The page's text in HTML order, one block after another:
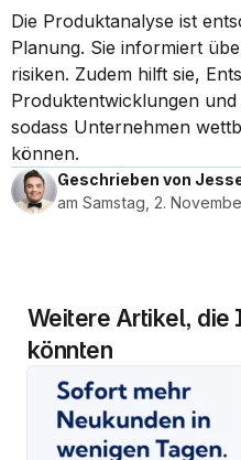
Die Produktanalyse ist
Planung. Sie informiert
risiken. Zudem hilft sie,
Produktentwicklungen
sodass Unternehmen
können.
Geschrieben von
am Samstag, 2.
Weitere Artikel, die
könnten